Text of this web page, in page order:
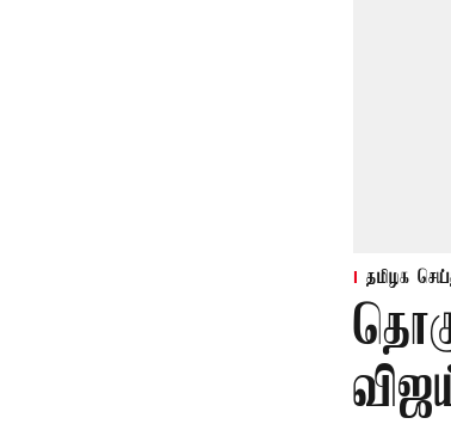
தமிழக